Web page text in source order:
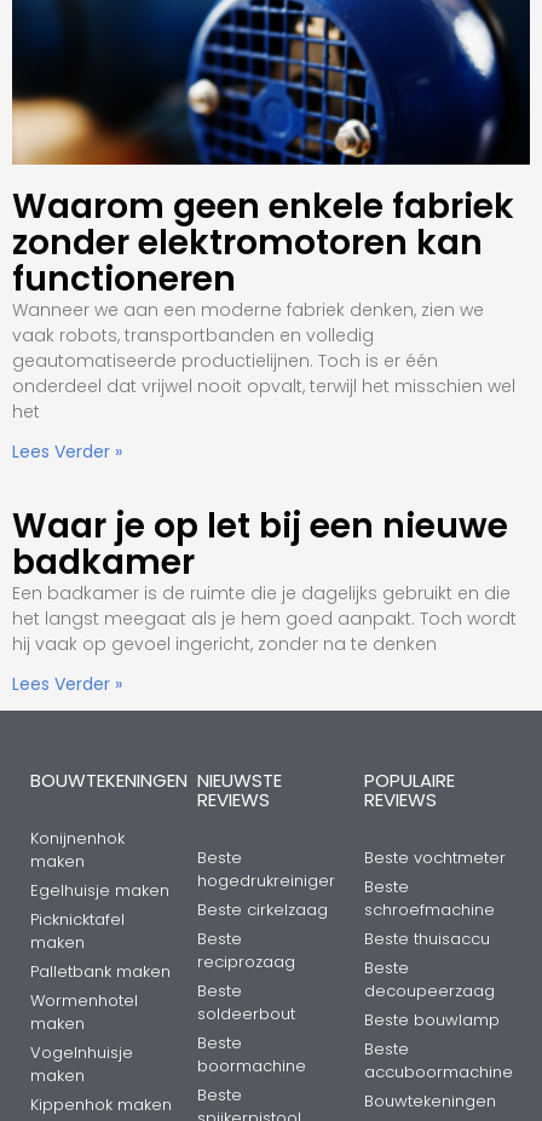
Waarom geen enkele fabriek
zonder elektromotoren kan
functioneren
Wanneer we aan een moderne fabriek denken, zien we
vaak robots, transportbanden en volledig
geautomatiseerde productielijnen. Toch is er één
onderdeel dat vrijwel nooit opvalt, terwijl het misschien wel
het
Lees Verder »
Waar je op let bij een nieuwe
badkamer
Een badkamer is de ruimte die je dagelijks gebruikt en die
het langst meegaat als je hem goed aanpakt. Toch wordt
hij vaak op gevoel ingericht, zonder na te denken
Lees Verder »
BOUWTEKENINGEN
Konijnenhok
maken
Egelhuisje maken
Picknicktafel
maken
Palletbank maken
Wormenhotel
maken
Vogelnhuisje
maken
Kippenhok maken
NIEUWSTE
REVIEWS
Beste
hogedrukreiniger
Beste cirkelzaag
Beste
reciprozaag
Beste
soldeerbout
Beste
boormachine
Beste
POPULAIRE
REVIEWS
Beste vochtmeter
Beste
schroefmachine
Beste thuisaccu
Beste
decoupeerzaag
Beste bouwlamp
Beste
accuboormachine
Bouwtekeningen